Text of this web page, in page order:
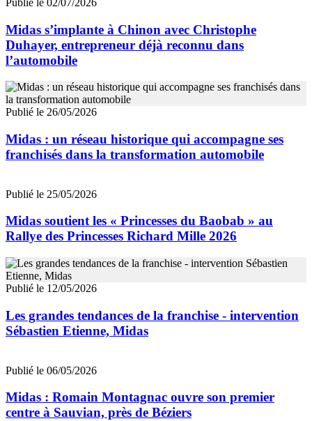
Midas s’implante à Chinon avec Christophe
Duhayer, entrepreneur déjà reconnu dans
l’automobile
Publié le 26/05/2026
Midas : un réseau historique qui accompagne ses
franchisés dans la transformation automobile
Publié le 25/05/2026
Midas soutient les « Princesses du Baobab » au
Rallye des Princesses Richard Mille 2026
Publié le 12/05/2026
Les grandes tendances de la franchise - intervention
Sébastien Etienne, Midas
Publié le 06/05/2026
Midas : Romain Montagnac ouvre son premier
centre à Sauvian, près de Béziers